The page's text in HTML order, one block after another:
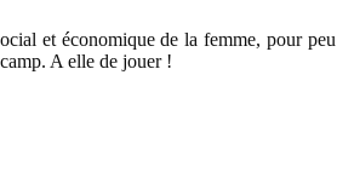
et économique de la femme, pour peu
A elle de jouer !